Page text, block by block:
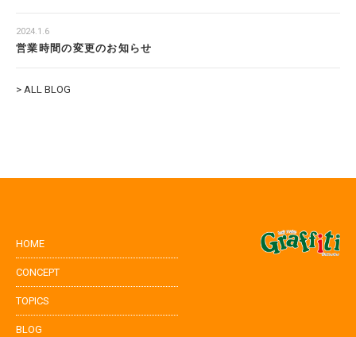
2024.1.6
営業時間の変更のお知らせ
> ALL BLOG
HOME
CONCEPT
TOPICS
BLOG